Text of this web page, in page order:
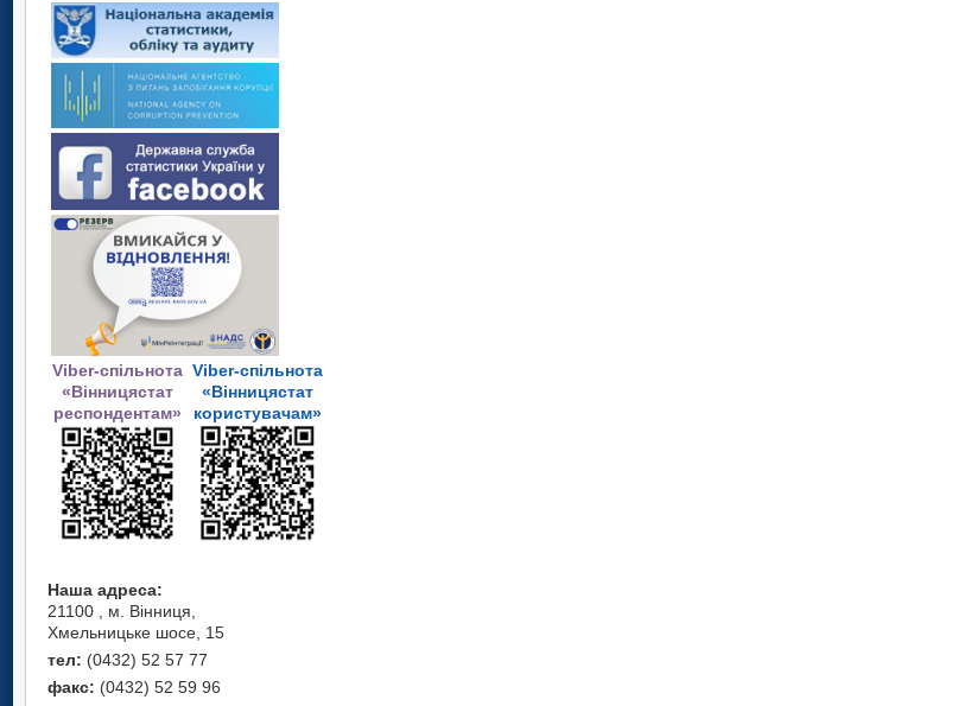
Viber-спільнота
«Вінницястат
респондентам»
Viber-спільнота
«Вінницястат
користувачам»
Наша адреса:
21100 , м. Вінниця,
Хмельницьке шосе, 15
тел: (0432) 52 57 77
факс: (0432) 52 59 96